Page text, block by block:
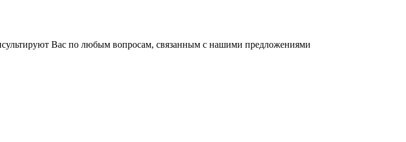
Вас по любым вопросам, связанным с нашими предложениями